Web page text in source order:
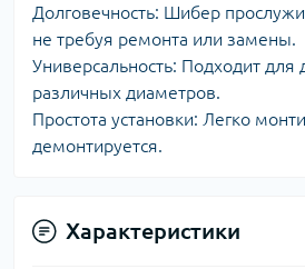
Долговечность: Шибер
не требуя ремонта или замены.
Универсальность: Подходит
различных диаметров.
Простота установки: Легко
демонтируется.
Характеристики